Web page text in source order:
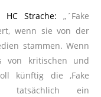
HC Strache: „´Fake
wenn sie von der
stammen. Wenn
von kritischen und
künftig die ‚Fake
tatsächlich ein